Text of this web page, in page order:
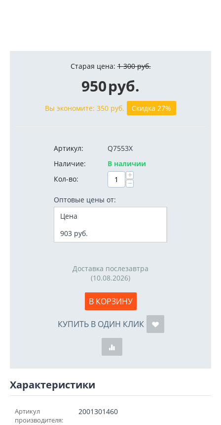
Старая цена: 1 300 руб.
950руб.
Вы экономите: 350 руб. Скидка 27%
Артикул:
Q7553X
Наличие:
В наличии
Кол-во:
+
−
Оптовые цены от:
Цена
903 руб.
Доставка послезавтра
(10.08.2026)
В КОРЗИНУ
КУПИТЬ В ОДИН КЛИК
Характеристики
Артикул
производителя:
2001301460